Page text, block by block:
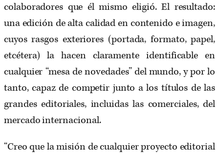
colaboradores que él mismo eligió. El resultado:
una edición de alta calidad en contenido e imagen,
cuyos rasgos exteriores (portada, formato, papel,
etcétera) la hacen claramente identificable en
cualquier “mesa de novedades” del mundo, y por lo
tanto, capaz de competir junto a los títulos de las
grandes editoriales, incluidas las comerciales, del
mercado internacional.
“Creo que la misión de cualquier proyecto editorial